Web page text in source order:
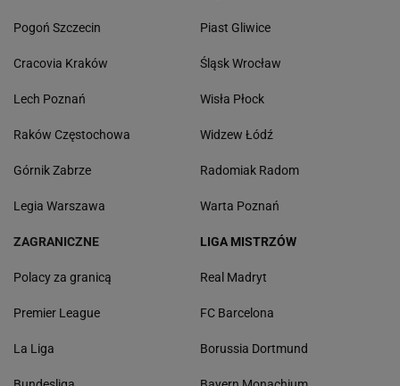
Pogoń Szczecin
Cracovia Kraków
Lech Poznań
Raków Częstochowa
Górnik Zabrze
Legia Warszawa
Piast Gliwice
Śląsk Wrocław
Wisła Płock
Widzew Łódź
Radomiak Radom
Warta Poznań
ZAGRANICZNE
Polacy za granicą
Premier League
La Liga
LIGA MISTRZÓW
Real Madryt
FC Barcelona
Borussia Dortmund